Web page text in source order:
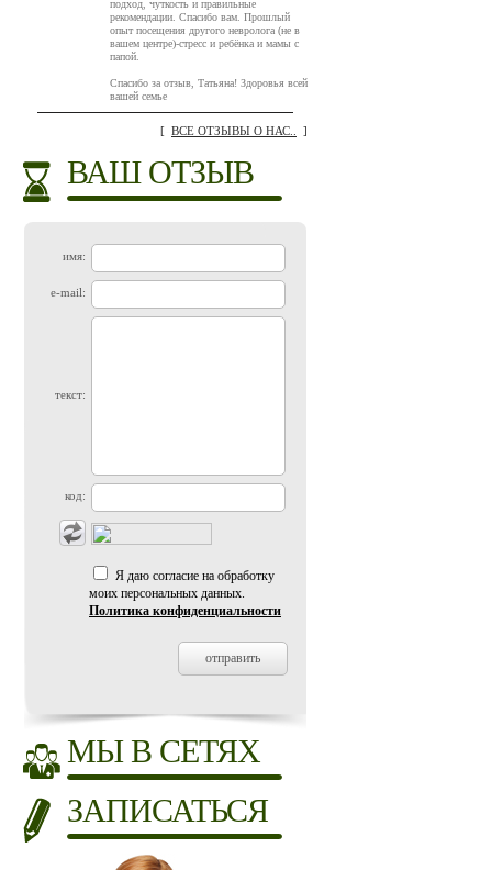
подход, чуткость и правильные
рекомендации. Спасибо вам. Прошлый
опыт посещения другого невролога (не в
вашем центре)-стресс и ребёнка и мамы с
папой.
Спасибо за отзыв, Татьяна! Здоровья всей
вашей семье
[ ВСЕ ОТЗЫВЫ О НАС.. ]
ВАШ ОТЗЫВ
имя:
e-mail:
текст:
код:
Я даю согласие на обработку
моих персональных данных.
Политика конфиденциальности
МЫ В СЕТЯХ
ЗАПИСАТЬСЯ